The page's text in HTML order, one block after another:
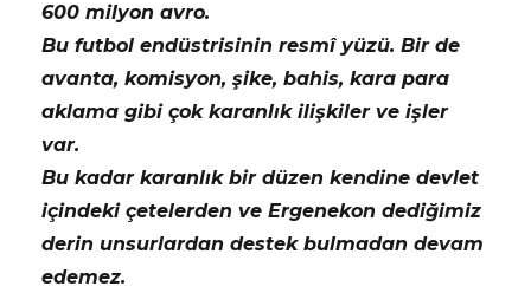
600 milyon avro.
Bu futbol endüstrisinin resmî yüzü. Bir de
avanta, komisyon, şike, bahis, kara para
aklama gibi çok karanlık ilişkiler ve işler
var.
Bu kadar karanlık bir düzen kendine devlet
içindeki çetelerden ve Ergenekon dediğimiz
derin unsurlardan destek bulmadan devam
edemez.